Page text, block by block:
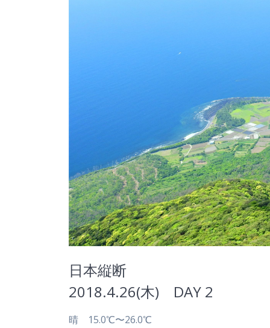
日本縦断
2018.4.26(木) DAY 2
晴 15.0℃〜26.0℃